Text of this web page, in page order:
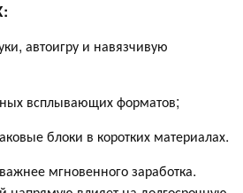
автоигру и навязчивую
всплывающих форматов;
блоки в коротких материалах.
мгновенного заработка.